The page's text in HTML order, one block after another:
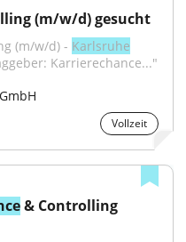
(m/w/d) gesucht
(m/w/d) - Karlsruhe
Karrierechance..."
Vollzeit
& Controlling